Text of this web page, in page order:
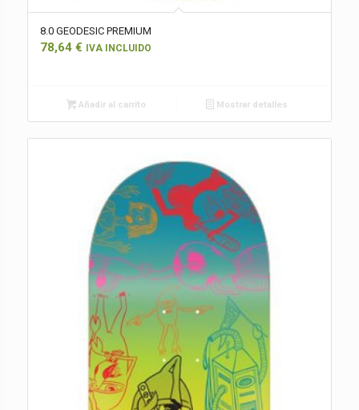
8.0 GEODESIC PREMIUM
78,64 € IVA INCLUIDO
Añadir al carrito Mostrar detalles